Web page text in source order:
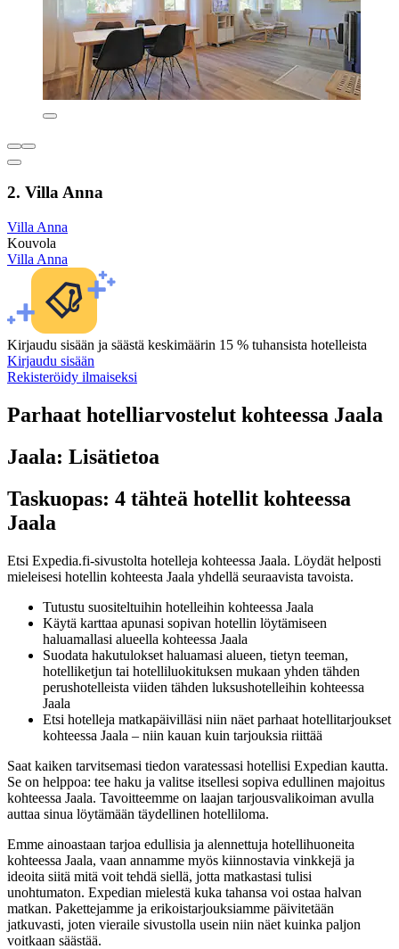
2. Villa Anna
Villa Anna
Kouvola
Villa Anna
Kirjaudu sisään ja säästä keskimäärin 15 % tuhansista hotelleista
Kirjaudu sisään
Rekisteröidy ilmaiseksi
Parhaat hotelliarvostelut kohteessa Jaala
Jaala: Lisätietoa
Taskuopas: 4 tähteä hotellit kohteessa
Jaala
Etsi Expedia.fi-sivustolta hotelleja kohteessa Jaala. Löydät helposti
mieleisesi hotellin kohteesta Jaala yhdellä seuraavista tavoista.
Tutustu suositeltuihin hotelleihin kohteessa Jaala
Käytä karttaa apunasi sopivan hotellin löytämiseen
haluamallasi alueella kohteessa Jaala
Suodata hakutulokset haluamasi alueen, tietyn teeman,
hotelliketjun tai hotelliluokituksen mukaan yhden tähden
perushotelleista viiden tähden luksushotelleihin kohteessa
Jaala
Etsi hotelleja matkapäivilläsi niin näet parhaat hotellitarjoukset
kohteessa Jaala – niin kauan kuin tarjouksia riittää
Saat kaiken tarvitsemasi tiedon varatessasi hotellisi Expedian kautta.
Se on helppoa: tee haku ja valitse itsellesi sopiva edullinen majoitus
kohteessa Jaala. Tavoitteemme on laajan tarjousvalikoiman avulla
auttaa sinua löytämään täydellinen hotelliloma.
Emme ainoastaan tarjoa edullisia ja alennettuja hotellihuoneita
kohteessa Jaala, vaan annamme myös kiinnostavia vinkkejä ja
ideoita siitä mitä voit tehdä siellä, jotta matkastasi tulisi
unohtumaton. Expedian mielestä kuka tahansa voi ostaa halvan
matkan. Pakettejamme ja erikoistarjouksiamme päivitetään
jatkuvasti, joten vieraile sivustolla usein niin näet kuinka paljon
voitkaan säästää.